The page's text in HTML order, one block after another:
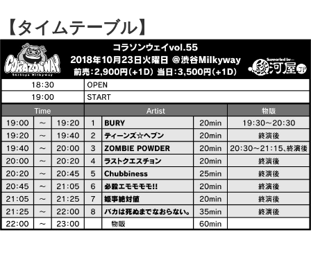
【タイムテーブル】